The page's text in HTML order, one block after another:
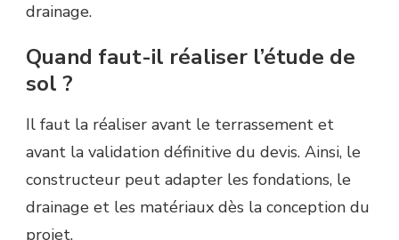
drainage.
Quand faut-il réaliser l’étude de
sol ?
Il faut la réaliser avant le terrassement et
avant la validation définitive du devis. Ainsi, le
constructeur peut adapter les fondations, le
drainage et les matériaux dès la conception du
projet.